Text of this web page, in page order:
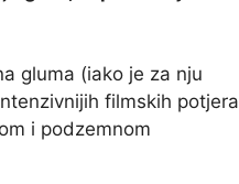
gluma (iako je za nju
filmskih potjera
i podzemnom